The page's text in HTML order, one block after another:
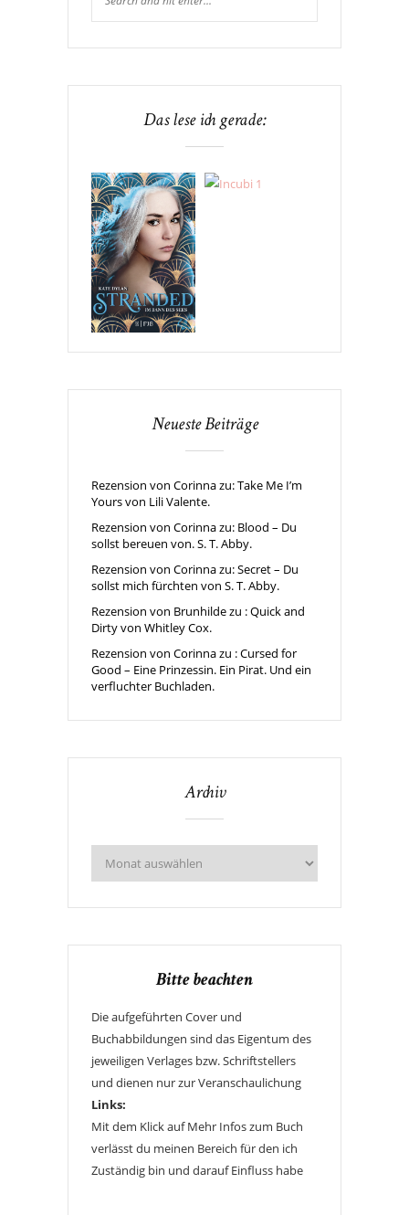
Das lese ich gerade:
Neueste Beiträge
Rezension von Corinna zu: Take Me I’m
Yours von Lili Valente.
Rezension von Corinna zu: Blood – Du
sollst bereuen von. S. T. Abby.
Rezension von Corinna zu: Secret – Du
sollst mich fürchten von S. T. Abby.
Rezension von Brunhilde zu : Quick and
Dirty von Whitley Cox.
Rezension von Corinna zu : Cursed for
Good – Eine Prinzessin. Ein Pirat. Und ein
verfluchter Buchladen.
Archiv
Bitte beachten
Die aufgeführten Cover und
Buchabbildungen sind das Eigentum des
jeweiligen Verlages bzw. Schriftstellers
und dienen nur zur Veranschaulichung
Links:
Mit dem Klick auf Mehr Infos zum Buch
verlässt du meinen Bereich für den ich
Zuständig bin und darauf Einfluss habe